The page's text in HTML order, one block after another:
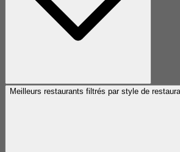
Meilleurs restaurants filtrés par style de